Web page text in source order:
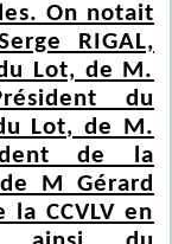
On notait
RIGAL,
Lot, de M.
du
Lot, de M.
de la
M Gérard
la CCVLV en